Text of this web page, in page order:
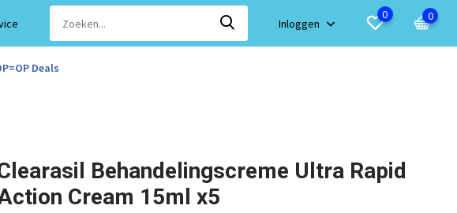
Inloggen
0 0
Deals
Behandelingscreme Ultra Rapid
Cream 15ml x5